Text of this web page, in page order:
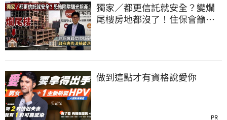
獨家／都更信託就安全？變爛
尾樓房地都沒了！住保會籲修
做到這點才有資格說愛你
PR